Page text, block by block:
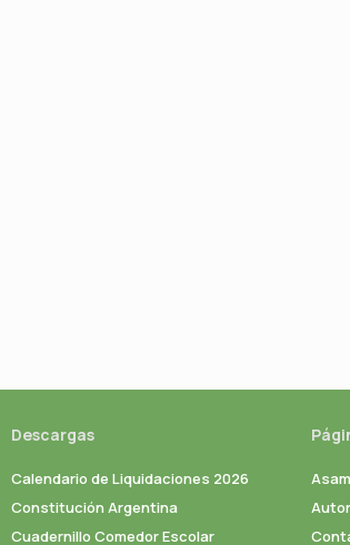
Descargas
Calendario de Liquidaciones 2026
Constitución Argentina
Cuadernillo Comedor Escolar